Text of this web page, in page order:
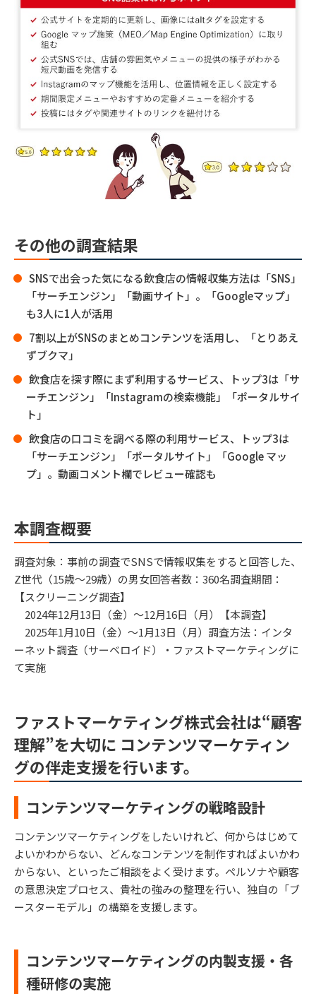
その他の調査結果
SNSで出会った気になる飲食店の情報収集方法は「SNS」
「サーチエンジン」「動画サイト」。「Googleマップ」
も3人に1人が活用
7割以上がSNSのまとめコンテンツを活用し、「とりあえ
ずブクマ」
飲食店を探す際にまず利用するサービス、トップ3は「サ
ーチエンジン」「Instagramの検索機能」「ポータルサイ
ト」
飲食店の口コミを調べる際の利用サービス、トップ3は
「サーチエンジン」「ポータルサイト」「Google マッ
プ」。動画コメント欄でレビュー確認も
本調査概要
調査対象：事前の調査でSNSで情報収集をすると回答した、
Z世代（15歳〜29歳）の男女回答者数：360名調査期間：
【スクリーニング調査】
2024年12月13日（金）～12月16日（月）【本調査】
2025年1月10日（金）～1月13日（月）調査方法：インタ
ーネット調査（サーベロイド）・ファストマーケティングに
て実施
ファストマーケティング株式会社は“顧客
理解”を大切に コンテンツマーケティン
グの伴走支援を行います。
コンテンツマーケティングの戦略設計
コンテンツマーケティングをしたいけれど、何からはじめて
よいかわからない、どんなコンテンツを制作すればよいかわ
からない、といったご相談をよく受けます。ペルソナや顧客
の意思決定プロセス、貴社の強みの整理を行い、独自の「ブ
ースターモデル」の構築を支援します。
コンテンツマーケティングの内製支援・各
種研修の実施